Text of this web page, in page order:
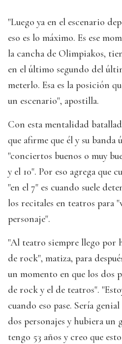
"Luego ya en el escenario
eso es lo máximo. Es ese
la cancha de Olimpiakos,
en el último segundo del
meterlo. Esa es la posición
un escenario", apostilla.
Con esta mentalidad
que afirme que él y su banda
"conciertos buenos o muy
y el 10". Por eso agrega que
"en el 7" es cuando suele
los recitales en teatros para
personaje".
"Al teatro siempre llego por
de rock", matiza, para
un momento en que los dos
de rock y el de teatros".
cuando eso pase. Sería
dos personajes y hubiera un
tengo 53 años y creo que